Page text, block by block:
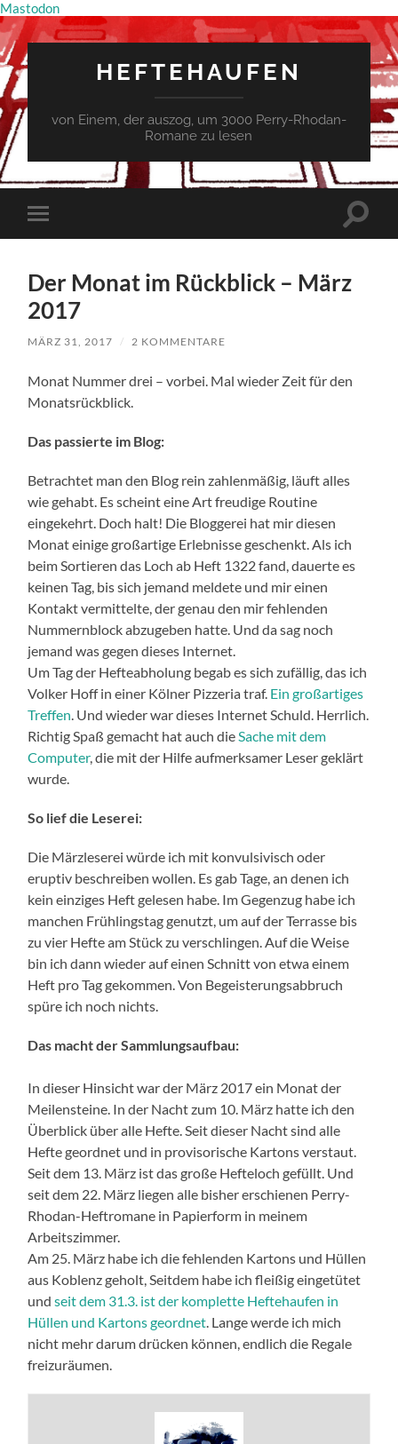
Mastodon
HEFTEHAUFEN
von Einem, der auszog, um 3000 Perry-Rhodan-
Romane zu lesen
Mobile-
Menü
Der Monat im Rückblick – März
2017
MÄRZ 31, 2017 / 2 KOMMENTARE
Monat Nummer drei – vorbei. Mal wieder Zeit für den
Monatsrückblick.
Das passierte im Blog:
Betrachtet man den Blog rein zahlenmäßig, läuft alles
wie gehabt. Es scheint eine Art freudige Routine
eingekehrt. Doch halt! Die Bloggerei hat mir diesen
Monat einige großartige Erlebnisse geschenkt. Als ich
beim Sortieren das Loch ab Heft 1322 fand, dauerte es
keinen Tag, bis sich jemand meldete und mir einen
Kontakt vermittelte, der genau den mir fehlenden
Nummernblock abzugeben hatte. Und da sag noch
jemand was gegen dieses Internet.
Um Tag der Hefteabholung begab es sich zufällig, das ich
Volker Hoff in einer Kölner Pizzeria traf. Ein großartiges
Treffen . Und wieder war dieses Internet Schuld. Herrlich.
Richtig Spaß gemacht hat auch die Sache mit dem
Computer, die mit der Hilfe aufmerksamer Leser geklärt
wurde.
So lief die Leserei:
Die Märzleserei würde ich mit konvulsivisch oder
eruptiv beschreiben wollen. Es gab Tage, an denen ich
kein einziges Heft gelesen habe. Im Gegenzug habe ich
manchen Frühlingstag genutzt, um auf der Terrasse bis
zu vier Hefte am Stück zu verschlingen. Auf die Weise
bin ich dann wieder auf einen Schnitt von etwa einem
Heft pro Tag gekommen. Von Begeisterungsabbruch
spüre ich noch nichts.
Das macht der Sammlungsaufbau:
In dieser Hinsicht war der März 2017 ein Monat der
Meilensteine. In der Nacht zum 10. März hatte ich den
Überblick über alle Hefte. Seit dieser Nacht sind alle
Hefte geordnet und in provisorische Kartons verstaut.
Seit dem 13. März ist das große Hefteloch gefüllt. Und
seit dem 22. März liegen alle bisher erschienen Perry-
Rhodan-Heftromane in Papierform in meinem
Arbeitszimmer.
Am 25. März habe ich die fehlenden Kartons und Hüllen
aus Koblenz geholt, Seitdem habe ich fleißig eingetütet
undseit dem 31.3. ist der komplette Heftehaufen in
Hüllen und Kartons geordnet . Lange werde ich mich
nicht mehr darum drücken können, endlich die Regale
freizuräumen.